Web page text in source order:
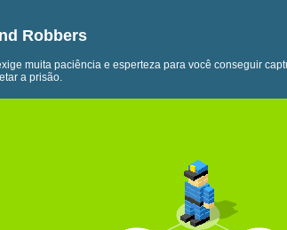
Robbers
muita paciência e esperteza para você conseguir
a prisão.